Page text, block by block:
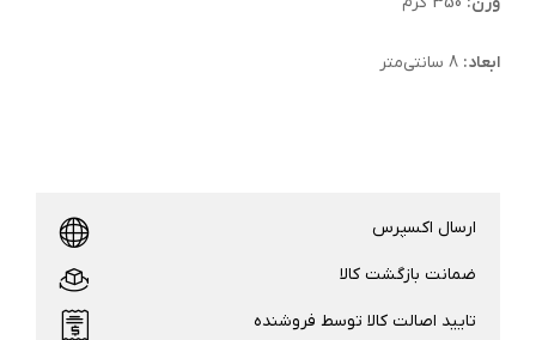
ابعاد:
ارسال اکسپرس
ضمانت بازگشت کالا
تایید اصالت کالا توسط فروشنده